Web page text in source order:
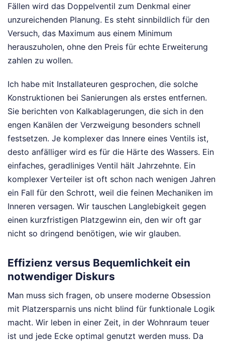
Fällen wird das Doppelventil zum Denkmal einer
unzureichenden Planung. Es steht sinnbildlich für den
Versuch, das Maximum aus einem Minimum
herauszuholen, ohne den Preis für echte Erweiterung
zahlen zu wollen.
Ich habe mit Installateuren gesprochen, die solche
Konstruktionen bei Sanierungen als erstes entfernen.
Sie berichten von Kalkablagerungen, die sich in den
engen Kanälen der Verzweigung besonders schnell
festsetzen. Je komplexer das Innere eines Ventils ist,
desto anfälliger wird es für die Härte des Wassers. Ein
einfaches, geradliniges Ventil hält Jahrzehnte. Ein
komplexer Verteiler ist oft schon nach wenigen Jahren
ein Fall für den Schrott, weil die feinen Mechaniken im
Inneren versagen. Wir tauschen Langlebigkeit gegen
einen kurzfristigen Platzgewinn ein, den wir oft gar
nicht so dringend benötigen, wie wir glauben.
Effizienz versus Bequemlichkeit ein
notwendiger Diskurs
Man muss sich fragen, ob unsere moderne Obsession
mit Platzersparnis uns nicht blind für funktionale Logik
macht. Wir leben in einer Zeit, in der Wohnraum teuer
ist und jede Ecke optimal genutzt werden muss. Da